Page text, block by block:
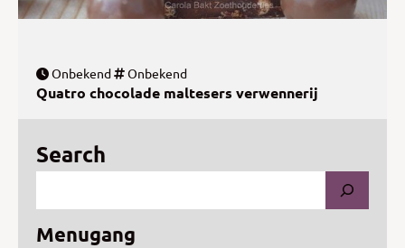
Onbekend Onbekend
Quatro chocolade maltesers verwennerij
Search
Menugang